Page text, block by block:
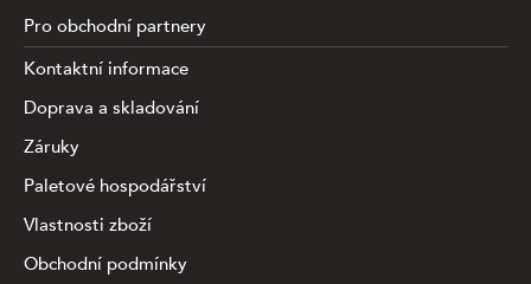
Pro obchodní partnery
Kontaktní informace
Doprava a skladování
Záruky
Paletové hospodářství
Vlastnosti zboží
Obchodní podmínky